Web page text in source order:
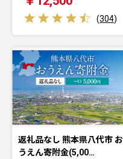
(304)
返礼品なし 熊本県八代市 お
うえん寄附金(5,00…